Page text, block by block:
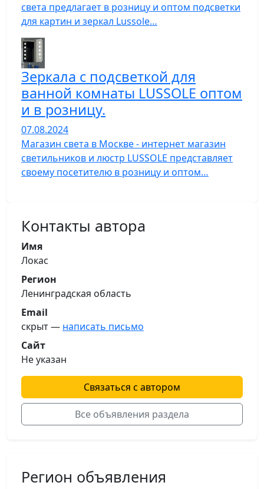
света предлагает в розницу и оптом подсветки
для картин и зеркал Lussole…
Зеркала с подсветкой для
ванной комнаты LUSSOLE оптом
и в розницу.
07.08.2024
Магазин света в Москве - интернет магазин
светильников и люстр LUSSOLE представляет
своему посетителю в розницу и оптом…
Контакты автора
Имя
Локас
Регион
Ленинградская область
Email
скрыт — написать письмо
Сайт
Не указан
Связаться с автором
Все объявления раздела
Регион объявления